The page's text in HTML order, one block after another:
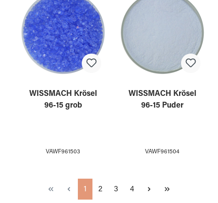
WISSMACH Krösel
96-15 grob
VAWF961503
WISSMACH Krösel
96-15 Puder
VAWF961504
Seite
1 Seite
2 Seite
3 Seite
4